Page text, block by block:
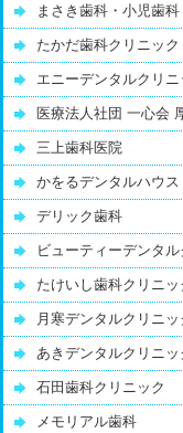
まさき歯科・小児歯科
たかだ歯科クリニック
エニーデンタルクリニ
医療法人社団 一心会
三上歯科医院
かをるデンタルハウス
デリック歯科
ビューティーデンタ
たけいし歯科クリニッ
月寒デンタルクリニッ
あきデンタルクリニッ
石田歯科クリニック
メモリアル歯科